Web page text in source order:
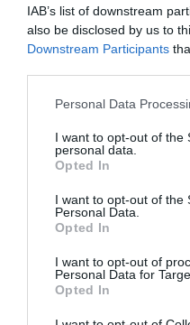
IAB’s list of downstream
also be disclosed by us to
Downstream Participants
Please note that this
not limited to your visit or
grant or deny consent to
use your data for below
consent section.
Personal Data
I want to opt-out of the
personal data.
Opted In
I want to opt-out of the
Personal Data.
Opted In
I want to opt-out of
Personal Data for
Opted In
ΕΛΛΑΔΑ
Έφοδος της ΕΛΑΣ